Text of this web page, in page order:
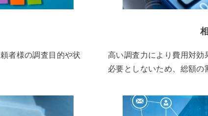
者様の調査目的や状
高い調査力により費用対
必要としないため、総額